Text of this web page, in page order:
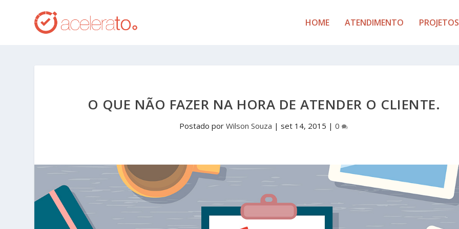
HOME ATENDIMENTO PROJETOS
O QUE NÃO FAZER NA HORA DE ATENDER O CLIENTE.
Postado porWilson Souza |set 14, 2015 |0